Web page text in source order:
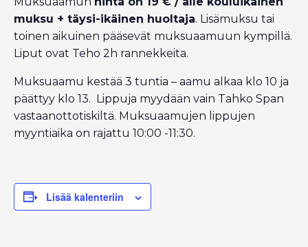
muksu + täysi-ikäinen huoltaja. Lisämuksu tai
toinen aikuinen pääsevät muksuaamuun kympillä.
Liput ovat Teho 2h rannekkeita.
Muksuaamu kestää 3 tuntia – aamu alkaa klo 10 ja
päättyy klo 13. Lippuja myydään vain Tahko Span
vastaanottotiskiltä. Muksuaamujen lippujen
myyntiaika on rajattu 10:00 -11:30.
Lisää kalenteriin